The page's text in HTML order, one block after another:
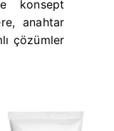
konsept
anahtar
çözümler